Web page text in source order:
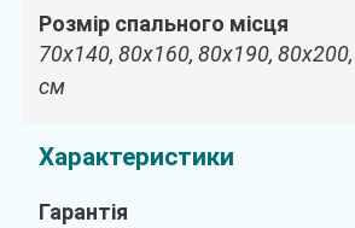
Розмір спального місця
70х140, 80х160, 80х190,
см
Характеристики
Гарантія